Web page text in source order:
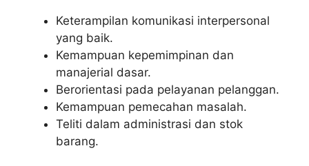
Keterampilan komunikasi interpersonal
yang baik.
Kemampuan kepemimpinan dan
manajerial dasar.
Berorientasi pada pelayanan pelanggan.
Kemampuan pemecahan masalah.
Teliti dalam administrasi dan stok
barang.